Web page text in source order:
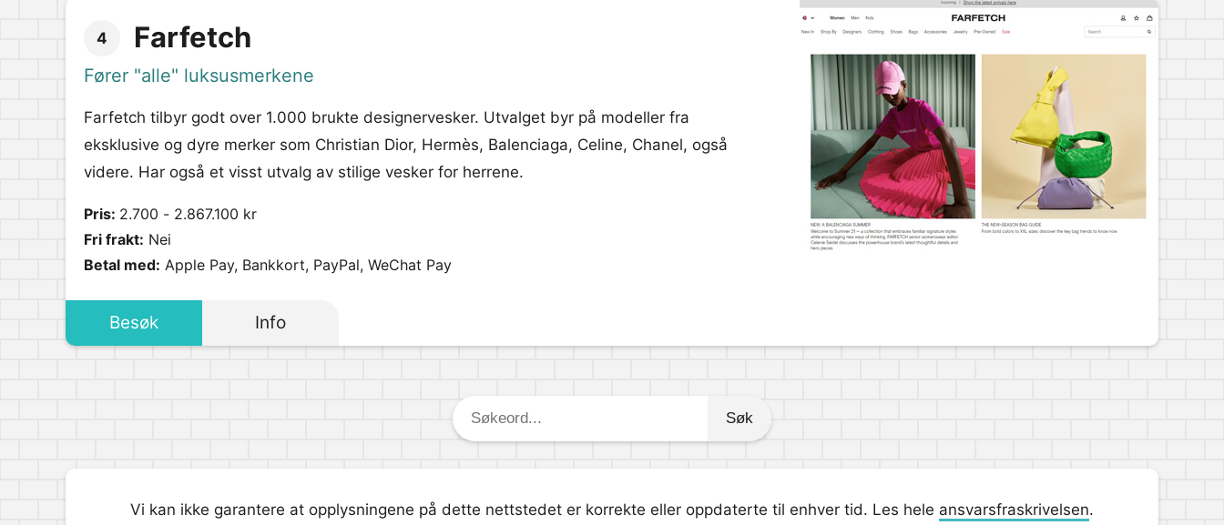
4 Farfetch
Fører "alle" luksusmerkene
Farfetch tilbyr godt over 1.000 brukte designervesker. Utvalget byr på modeller fra
eksklusive og dyre merker som Christian Dior, Hermès, Balenciaga, Celine, Chanel, også
videre. Har også et visst utvalg av stilige vesker for herrene.
Pris: 2.700 - 2.867.100 kr
Fri frakt: Nei
Betal med: Apple Pay, Bankkort, PayPal, WeChat Pay
Besøk Info
Søkeord:
Vi kan ikke garantere at opplysningene på dette nettstedet er korrekte eller oppdaterte til enhver tid. Les hele ansvarsfraskrivelsen.